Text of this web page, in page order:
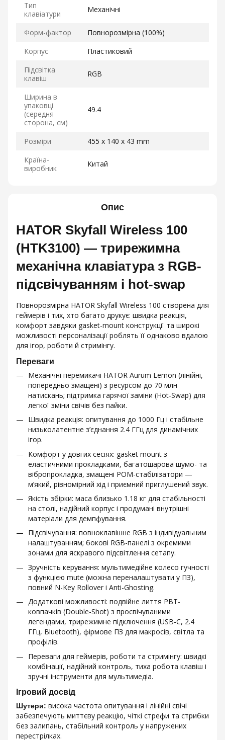
Тип
клавіатури
Механічні
Форм-фактор
Повнорозмірна (100%)
Корпус
Пластиковий
Підсвітка
клавіш
RGB
Ширина в
упаковці
(середня
сторона, см)
49.4
Розміри
455 x 140 x 43 mm
Країна-
виробник
Китай
Опис
HATOR Skyfall Wireless 100
(HTK3100) — три­режимна
механічна клавіатура з RGB-
підсвічуванням і hot-swap
Повнорозмірна HATOR Skyfall Wireless 100 створена для
геймерів і тих, хто багато друкує: швидка реакція,
комфорт завдяки gasket-mount конструкції та широкі
можливості персоналізації роблять її однаково вдалою
для ігор, роботи й стримінгу.
Переваги
Механічні перемикачі HATOR Aurum Lemon (лінійні,
попередньо змащені) з ресурсом до 70 млн
натискань; підтримка гарячої заміни (Hot-Swap) для
легкої зміни свічів без пайки.
Швидка реакція: опитування до 1000 Гц і стабільне
низьколатентне з’єднання 2.4 ГГц для динамічних
ігор.
Комфорт у довгих сесіях: gasket mount з
еластичними прокладками, багатошарова шумо- та
вібропрокладка, змащені POM-стабілізатори —
м’який, рівномірний хід і приємний приглушений звук.
Якість збірки: маса близько 1.18 кг для стабільності
на столі, надійний корпус і продумані внутрішні
матеріали для демпфування.
Підсвічування: повноклавішне RGB з індивідуальним
налаштуванням; бокові RGB-панелі з окремими
зонами для яскравого підсвітлення сетапу.
Зручність керування: мультимедійне колесо гучності
з функцією mute (можна переналаштувати у ПЗ),
повний N-Key Rollover і Anti-Ghosting.
Додаткові можливості: подвійне лиття PBT-
ковпачків (Double-Shot) з просвічуваними
легендами, трирежимне підключення (USB-C, 2.4
ГГц, Bluetooth), фірмове ПЗ для макросів, світла та
профілів.
Переваги для геймерів, роботи та стримінгу: швидкі
комбінації, надійний контроль, тиха робота клавіш і
зручні інструменти для мультимедіа.
Ігровий досвід
Шутери: висока частота опитування і лінійні свічі
забезпечують миттєву реакцію, чіткі стрефи та стрибки
без залипань, стабільний контроль у напружених
перестрілках.